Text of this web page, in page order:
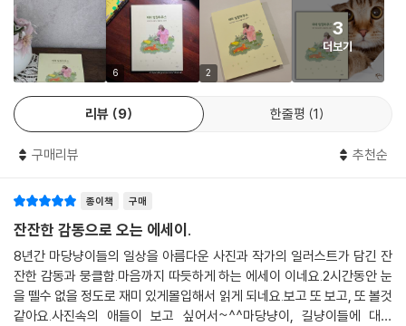
뿐 아니라 사람 사는 환경도 지키는 일이다. 그릇된 태도를 보이는 몇몇 사
람이 아니라 진정 고양이와 사람의 공생을 바라고, 행동하는 캣 맘이 주목
되어야 하는 이유다. 둘째는 약한 동물을 돌보는 일은 비난받을 일이 아니
라는 것이다. 특히 고양이는 추위에 약해 겨울이 지나면 면역력이 떨어져
아프거나, 별이 되기 쉽다. 따듯한 물과 밥을 챙겨 주고, 잠잘 곳을 살펴 주
는 것은 도움이 필요한 존재와 더불어 사는 공생의 원리다.
‘미아 힐링하우스’의 규칙은 이러한 가치대로 운영되고 있다. 이곳 고양이
다. 고양이들도 존중받는 것을 아는지 춥고, 아플 때 기꺼이 미아 힐링하우
스에 발을 들인다. 또 필요에 따라 중성화 수술을 받는 고양이들도 있다. 이
곳에서 고양이들이 안전하고 편안하게 그리고 본래의 야생성을 가지고 생
활할 수 있는 것은 ‘캣 맘’이 함께하기 때문이다. 이제껏 가졌던 캣 맘에 대
한 오해를 한 꺼풀 벗어내고 다시 한번 『미아 힐링하우스』를 읽어 보자. 동
물과 사람이 함께하는 일상 속에서 ‘공생’의 비결을 볼 수 있을 것이다.
6 2
3
더보기
리뷰 9 한줄평 1
구매리뷰 추천순
종이책 구매
잔잔한 감동으로 오는 에세이.
8년간 마당냥이들의 일상을 아름다운 사진과 작가의 일러스트가 담긴 잔
잔한 감동과 뭉클함.마음까지 따듯하게 하는 에세이 이네요.2시간동안 눈
을 뗄수 없을 정도로 재미 있게몰입해서 읽게 되네요.보고 또 보고, 또 볼것
같아요.사진속의 애들이 보고 싶어서~^^마당냥이, 길냥이들에 대해